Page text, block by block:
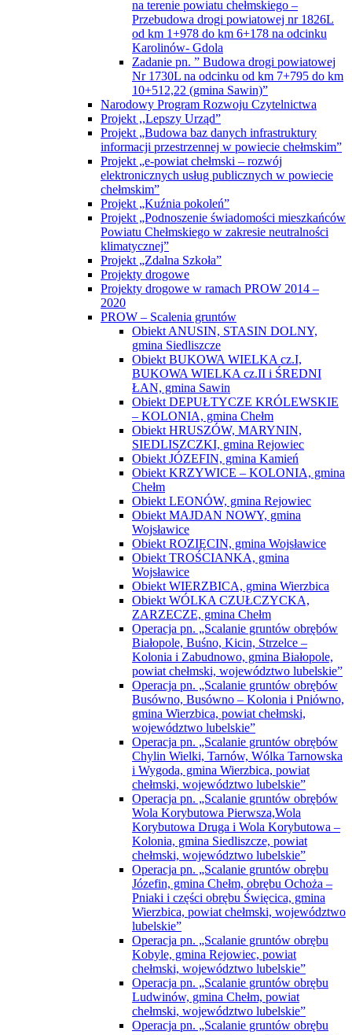
na terenie powiatu chełmskiego –
Przebudowa drogi powiatowej nr 1826L
od km 1+978 do km 6+178 na odcinku
Karolinów- Gdola
Zadanie pn. ” Budowa drogi powiatowej
Nr 1730L na odcinku od km 7+795 do km
10+512,22 (gmina Sawin)”
Narodowy Program Rozwoju Czytelnictwa
Projekt ,,Lepszy Urząd”
Projekt „Budowa baz danych infrastruktury
informacji przestrzennej w powiecie chełmskim”
Projekt „e-powiat chełmski – rozwój
elektronicznych usług publicznych w powiecie
chełmskim”
Projekt „Kuźnia pokoleń”
Projekt „Podnoszenie świadomości mieszkańców
Powiatu Chełmskiego w zakresie neutralności
klimatycznej”
Projekt „Zdalna Szkoła”
Projekty drogowe
Projekty drogowe w ramach PROW 2014 –
2020
PROW – Scalenia gruntów
Obiekt ANUSIN, STASIN DOLNY,
gmina Siedliszcze
Obiekt BUKOWA WIELKA cz.I,
BUKOWA WIELKA cz.II i ŚREDNI
ŁAN, gmina Sawin
Obiekt DEPUŁTYCZE KRÓLEWSKIE
– KOLONIA, gmina Chełm
Obiekt HRUSZÓW, MARYNIN,
SIEDLISZCZKI, gmina Rejowiec
Obiekt JÓZEFIN, gmina Kamień
Obiekt KRZYWICE – KOLONIA, gmina
Chełm
Obiekt LEONÓW, gmina Rejowiec
Obiekt MAJDAN NOWY, gmina
Wojsławice
Obiekt ROZIĘCIN, gmina Wojsławice
Obiekt TROŚCIANKA, gmina
Wojsławice
Obiekt WIERZBICA, gmina Wierzbica
Obiekt WÓLKA CZUŁCZYCKA,
ZARZECZE, gmina Chełm
Operacja pn. „Scalanie gruntów obrębów
Białopole, Buśno, Kicin, Strzelce –
Kolonia i Zabudnowo, gmina Białopole,
powiat chełmski, województwo lubelskie”
Operacja pn. „Scalanie gruntów obrębów
Busówno, Busówno – Kolonia i Pniówno,
gmina Wierzbica, powiat chełmski,
województwo lubelskie”
Operacja pn. „Scalanie gruntów obrębów
Chylin Wielki, Tarnów, Wólka Tarnowska
i Wygoda, gmina Wierzbica, powiat
chełmski, województwo lubelskie”
Operacja pn. „Scalanie gruntów obrębów
Wola Korybutowa Pierwsza,Wola
Korybutowa Druga i Wola Korybutowa –
Kolonia, gmina Siedliszcze, powiat
chełmski, województwo lubelskie”
Operacja pn. „Scalanie gruntów obrębu
Józefin, gmina Chełm, obrębu Ochoża –
Pniaki i części obrębu Święcica, gmina
Wierzbica, powiat chełmski, województwo
lubelskie”
Operacja pn. „Scalanie gruntów obrębu
Kobyle, gmina Rejowiec, powiat
chełmski, województwo lubelskie”
Operacja pn. „Scalanie gruntów obrębu
Ludwinów, gmina Chełm, powiat
chełmski, województwo lubelskie”
Operacja pn. „Scalanie gruntów obrębu